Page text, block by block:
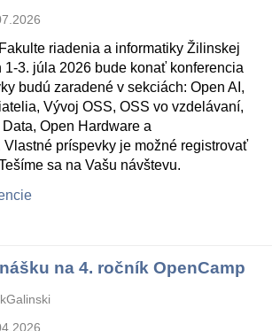
riadenia a informatiky Žilinskej
1-3. júla 2026 bude konať konferencia
budú zaradené v sekciách: Open AI,
Vývoj OSS, OSS vo vzdelávaní,
Open Hardware a
príspevky je možné registrovať
sa na Vašu návštevu.
na 4. ročník OpenCamp